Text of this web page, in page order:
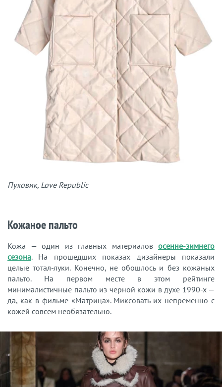
Пуховик, Love Republic
Кожаное пальто
Кожа — один из главных материалов осенне-зимнего
сезона. На прошедших показах дизайнеры показали
целые тотал-луки. Конечно, не обошлось и без кожаных
пальто. На первом месте в этом рейтинге
минималистичные пальто из черной кожи в духе 1990-х —
да, как в фильме «Матрица». Миксовать их непременно с
кожей совсем необязательно.